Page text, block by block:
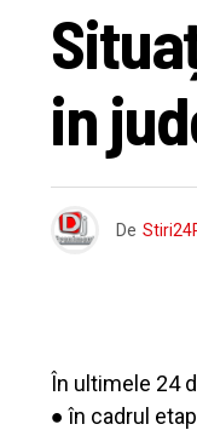
in
De
În ultimele 24
● în cadrul